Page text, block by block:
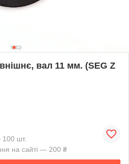
вал 11 мм. (SEG Z
шт.
на сайті — 200 ₴